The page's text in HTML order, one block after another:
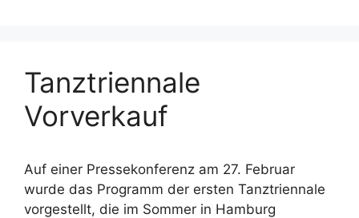
Tanztriennale
Vorverkauf
Auf einer Pressekonferenz am 27. Februar
wurde das Programm der ersten Tanztriennale
vorgestellt, die im Sommer in Hamburg